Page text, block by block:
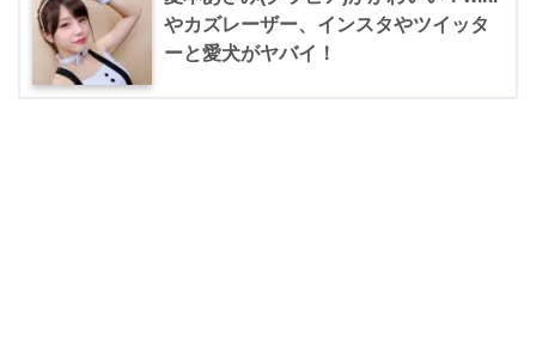
やカズレーザー、インスタやツイッタ
ーと愛犬がヤバイ！